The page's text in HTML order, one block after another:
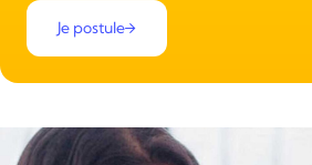
Je postule